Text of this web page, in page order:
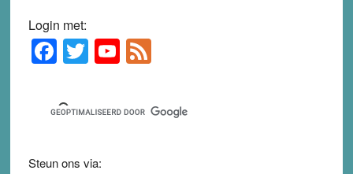
Login met:
Primary
Sidebar
F
a
c
e
b
T
wi
tt
er
Y
o
u
T
F
e
d
Steun ons via: